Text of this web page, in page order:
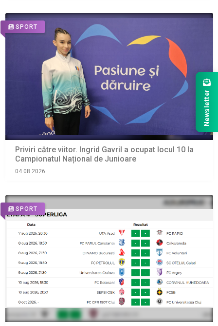
SPORT
Priviri către viitor. Ingrid Gavril a ocupat locul 10 la
Campionatul Național de Junioare
04.08.2026
SPORT
Newsletter